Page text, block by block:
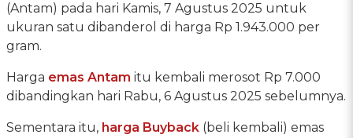
(Antam) pada hari Kamis, 7 Agustus 2025 untuk
ukuran satu dibanderol di harga Rp 1.943.000 per
gram.
Harga emas Antam itu kembali merosot Rp 7.000
dibandingkan hari Rabu, 6 Agustus 2025 sebelumnya.
Sementara itu, harga Buyback (beli kembali) emas